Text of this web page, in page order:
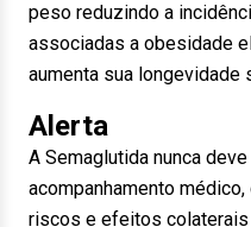
peso reduzindo a
associadas a obesidade
aumenta sua longevidade
Alerta
A Semaglutida nunca
acompanhamento
riscos e efeitos